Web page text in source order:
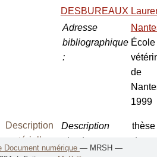
DESBUREAUX
Adresse
bibliographique
:
École
de
1999
Description
matérielle
Description
physique
thèse
Document numérique — MRSH —